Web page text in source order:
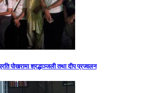
पोखरामा श्रद्धाञ्जली तथा दीप प्रज्वलन